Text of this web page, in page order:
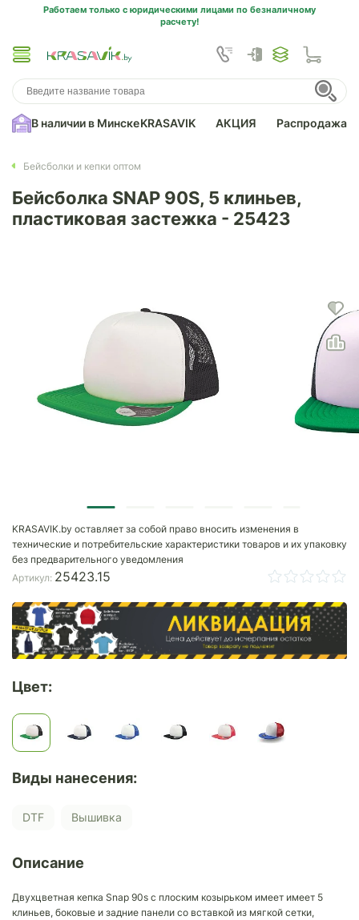
Работаем только с юридическими лицами по безналичному
расчету!
В наличии в МинскеKRASAVIK АКЦИЯ Распродажа
Бейсболки и кепки оптом
Бейсболка SNAP 90S, 5 клиньев,
пластиковая застежка - 25423
KRASAVIK.by оставляет за собой право вносить изменения в
технические и потребительские характеристики товаров и их упаковку
без предварительного уведомления
Артикул: 25423.15
Цвет:
Виды нанесения:
DTF Вышивка
Описание
Двухцветная кепка Snap 90s с плоским козырьком имеет имеет 5
клиньев, боковые и задние панели со вставкой из мягкой сетки,